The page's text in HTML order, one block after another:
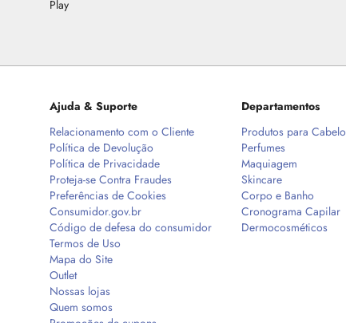
Ajuda & Suporte
Relacionamento com o Cliente
Política de Devolução
Política de Privacidade
Proteja-se Contra Fraudes
Preferências de Cookies
Consumidor.gov.br
Código de defesa do consumidor
Termos de Uso
Mapa do Site
Outlet
Nossas lojas
Quem somos
Departamentos
Produtos para Cabelo
Perfumes
Maquiagem
Skincare
Corpo e Banho
Cronograma Capilar
Dermocosméticos